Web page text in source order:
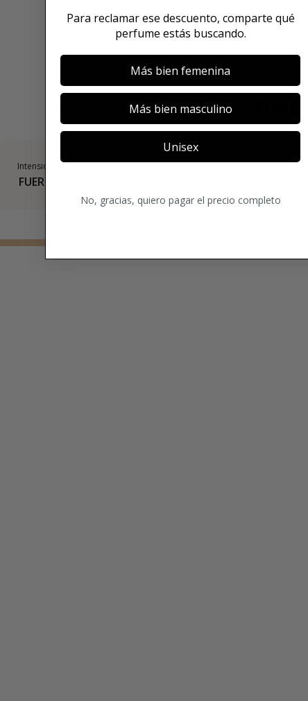
Intensidad
FUERTE
Tipo de aroma
Para reclamar ese descuento, comparte qué
perfume estás buscando.
Más bien femenina
Más bien masculino
Unisex
No, gracias, quiero pagar el precio completo